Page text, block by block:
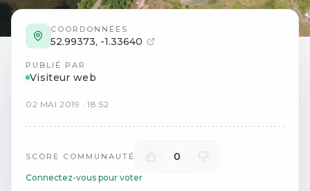
COORDONNÉES
52.99373, -1.33640
PUBLIÉ PAR
Visiteur web
02 MAI 2019 ·18:52
SCORE COMMUNAUTÉ 0
Connectez-vous pour voter